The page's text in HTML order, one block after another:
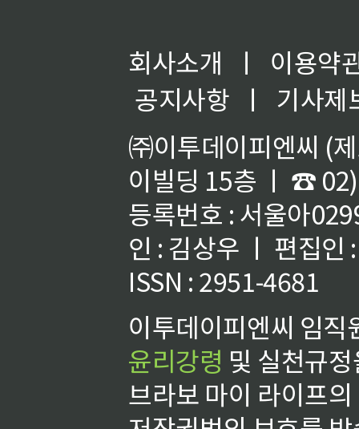
회사소개 ㅣ
이용약
공지사항
ㅣ
기사제
㈜이투데이피엔씨 (
이빌딩 15층 ㅣ ☎
등록번호 : 서울아
인 : 김상우 ㅣ 편집인
ISSN : 2951-4681
이투데이피엔씨 임
윤리강령 및 실천규
브라보 마이 라이프